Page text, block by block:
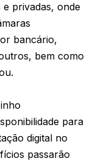
e privadas, onde
bancário,
bem como
para
digital no
passarão